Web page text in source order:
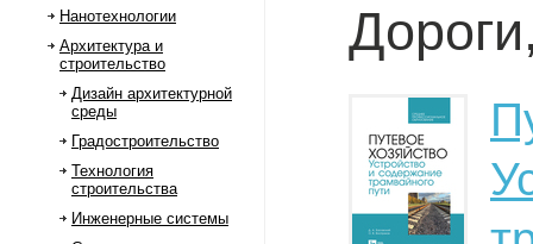
Нанотехнологии
Архитектура и
строительство
Дизайн архитектурной
среды
Градостроительство
Технология
строительства
Инженерные системы